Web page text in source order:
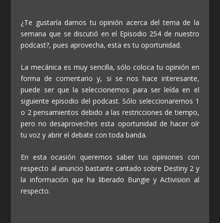
¿Te gustaría darnos tu opinión acerca del tema de la
semana que se discutió en el Episodio 254 de nuestro
podcast?, pues aprovecha, esta es tu oportunidad.
La mecánica es muy sencilla, sólo coloca tu opinión en
forma de comentario y, si se nos hace interesante,
puede ser que la seleccionemos para ser leída en el
siguiente episodio del podcast. Sólo seleccionaremos 1
o 2 pensamientos debido a las restricciones de tiempo,
pero no desaproveches esta oportunidad de hacer oír
tu voz y abrir el debate con toda banda.
En esta ocasión queremos saber tus opiniones con
respecto al anuncio bastante cantado sobre Destiny 2 y
la información que ha liberado Bungie y Activision al
respecto.